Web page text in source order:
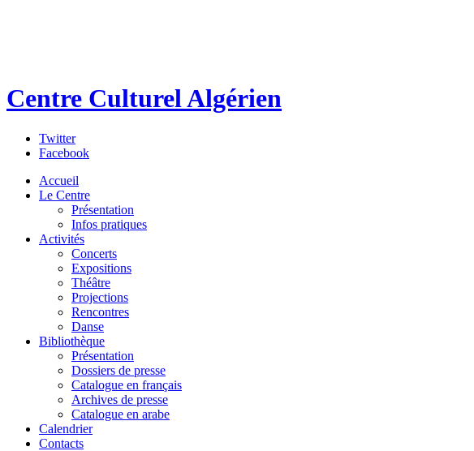
Centre Culturel Algérien
Twitter
Facebook
Accueil
Le Centre
Présentation
Infos pratiques
Activités
Concerts
Expositions
Théâtre
Projections
Rencontres
Danse
Bibliothèque
Présentation
Dossiers de presse
Catalogue en français
Archives de presse
Catalogue en arabe
Calendrier
Contacts